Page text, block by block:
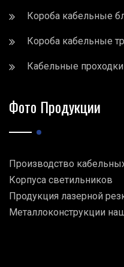
Короба кабельные
Короба кабельные
Кабельные проходки
Фото Продукции
Производство
Корпуса светильников
Продукция лазерной
Металлоконструкции